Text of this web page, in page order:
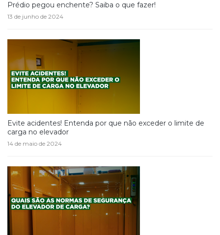
Prédio pegou enchente? Saiba o que fazer!
13 de junho de 2024
Evite acidentes! Entenda por que não exceder o limite de
carga no elevador
14 de maio de 2024